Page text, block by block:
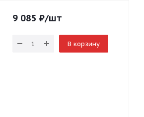
9 085 ₽/шт
В корзину